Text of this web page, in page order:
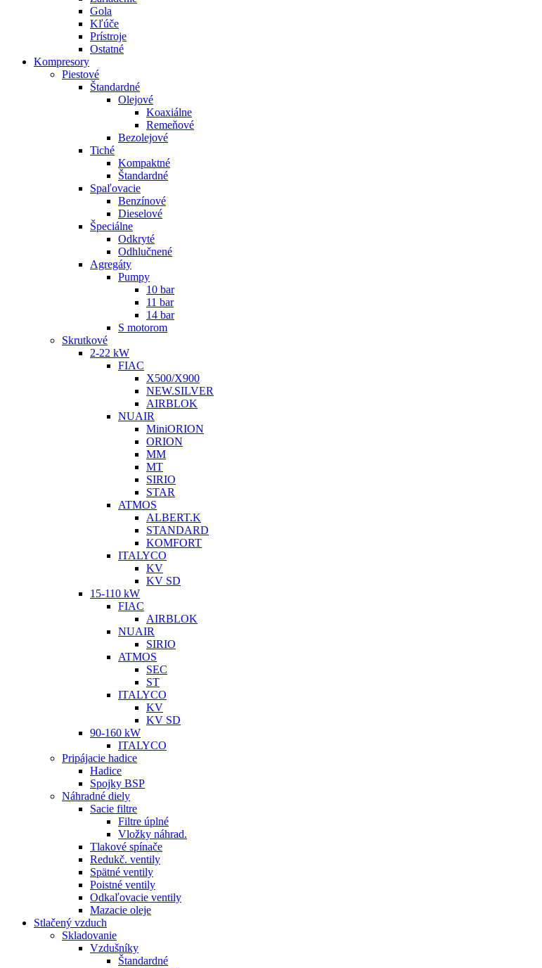
Gola
Kľúče
Prístroje
Ostatné
Kompresory
Piestové
Štandardné
Olejové
Koaxiálne
Remeňové
Bezolejové
Tiché
Kompaktné
Štandardné
Spaľovacie
Benzínové
Dieselové
Špeciálne
Odkryté
Odhlučnené
Agregáty
Pumpy
10 bar
11 bar
14 bar
S motorom
Skrutkové
2-22 kW
FIAC
X500/X900
NEW.SILVER
AIRBLOK
NUAIR
MiniORION
ORION
MM
MT
SIRIO
STAR
ATMOS
ALBERT.K
STANDARD
KOMFORT
ITALYCO
KV
KV SD
15-110 kW
FIAC
AIRBLOK
NUAIR
SIRIO
ATMOS
SEC
ST
ITALYCO
KV
KV SD
90-160 kW
ITALYCO
Pripájacie hadice
Hadice
Spojky BSP
Náhradné diely
Sacie filtre
Filtre úplné
Vložky náhrad.
Tlakové spínače
Redukč. ventily
Spätné ventily
Poistné ventily
Odkaľovacie ventily
Mazacie oleje
Stlačený vzduch
Skladovanie
Vzdušníky
Štandardné